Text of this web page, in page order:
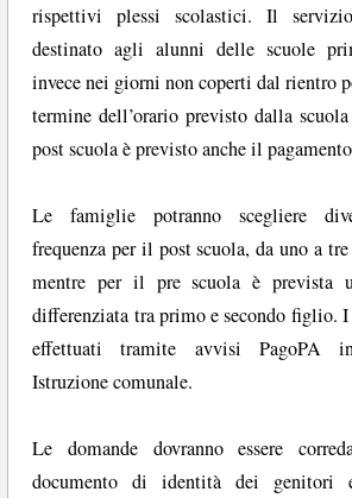
rispettivi plessi scolastici. Il
destinato agli alunni delle scuole
invece nei giorni non coperti dal rientro
termine dell’orario previsto dalla
post scuola è previsto anche il
Le famiglie potranno scegliere
frequenza per il post scuola, da uno a
mentre per il pre scuola è prevista
differenziata tra primo e secondo figlio. I
effettuati tramite avvisi PagoPA
Istruzione comunale.
Le domande dovranno essere
documento di identità dei genitori